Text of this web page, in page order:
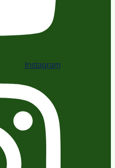
Instagram